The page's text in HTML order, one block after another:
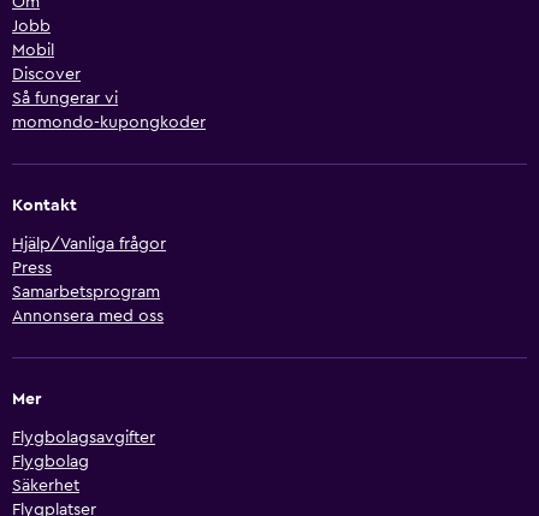
Jobb
Mobil
Discover
Så fungerar vi
momondo-kupongkoder
Kontakt
Hjälp/Vanliga frågor
Press
Samarbetsprogram
Annonsera med oss
Mer
Flygbolagsavgifter
Flygbolag
Säkerhet
Flygplatser